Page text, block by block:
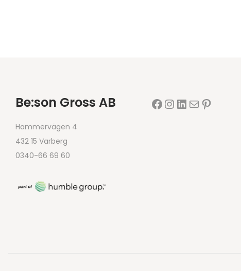
Be:son Gross AB
Hammervägen 4
432 15 Varberg
0340-66 69 60